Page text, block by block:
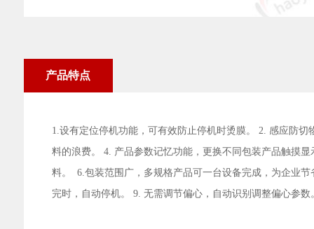
产品特点
1.设有定位停机功能，可有效防止停机时烫膜。 2. 感应防
料的浪费。 4. 产品参数记忆功能，更换不同包装产品触摸
料。 6.包装范围广，多规格产品可一台设备完成，为企业
完时，自动停机。 9. 无需调节偏心，自动识别调整偏心参数